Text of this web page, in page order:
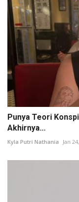
Punya Teori
Akhirnya...
Kyla Putri Nathania Jan